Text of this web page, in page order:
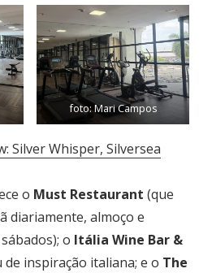
foto: Mari Campos
Silver Whisper, Silversea
o Must Restaurant (que
diariamente, almoço e
o Itália Wine Bar &
de inspiração italiana; e o The